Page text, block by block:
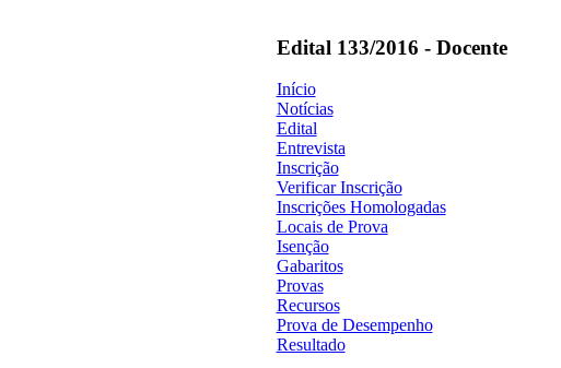
Edital 133/2016 - Docente
Início
Notícias
Edital
Entrevista
Inscrição
Verificar Inscrição
Inscrições Homologadas
Locais de Prova
Isenção
Gabaritos
Provas
Recursos
Prova de Desempenho
Resultado